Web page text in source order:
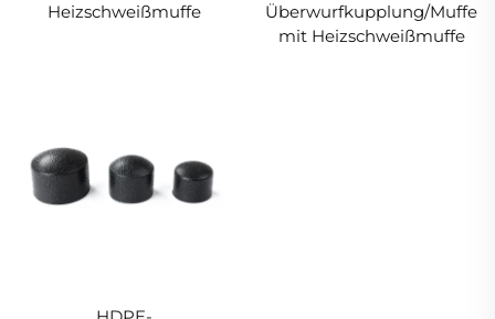
Heizschweißmuffe
Überwurfkupplung/Muffe
mit Heizschweißmuffe